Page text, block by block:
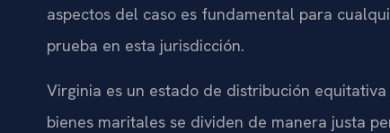
aspectos del caso es fundamental para
prueba en esta jurisdicción.
Virginia es un estado de distribución equitativa
bienes maritales se dividen de manera justa